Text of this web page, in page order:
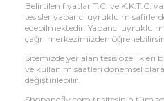
Belirtilen fiyatlar T.C. ve K.K.T.C.
tesisler yabancı uyruklu
edebilmektedir. Yabancı uyruklu
çağrı merkezimizden
Sitemizde yer alan tesis özellikleri
ve kullanım saatleri dönemsel
değiştirilebilir.